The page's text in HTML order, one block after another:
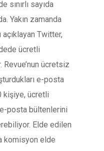
sınırlı sayıda
Yakın zamanda
Twitter,
ücretli
ücretsiz
e-posta
kişiye, ücretli
posta bültenlerini
Elde edilen
komisyon elde